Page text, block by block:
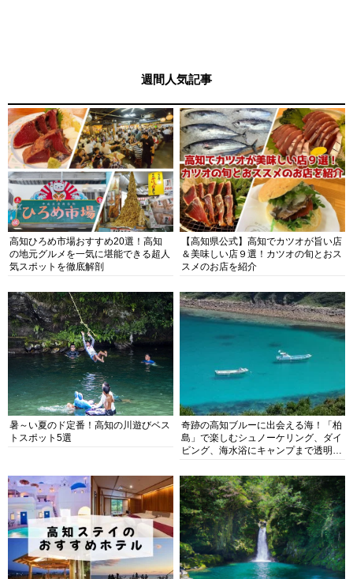
週間人気記事
高知ひろめ市場おすすめ20選！高知
の地元グルメを一気に堪能できる超人
気スポットを徹底解剖
【高知県公式】高知でカツオが旨い店
＆美味しい店９選！カツオの旬とおス
スメのお店を紹介
暑～い夏のド定番！高知の川遊びベス
トスポット5選
奇跡の高知ブルーに出会える海！「柏
島」で楽しむシュノーケリング、ダイ
ビング、海水浴にキャンプまで透明度